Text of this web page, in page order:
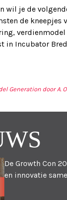
wil je de
de kneepjes
verdienmodel
in Incubator
Generation door A.
De Growth Con
en innovatie